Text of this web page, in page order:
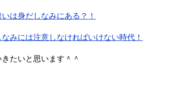
は身だしなみにある？！
みには注意しなければいけない時代！
たいと思います＾＾